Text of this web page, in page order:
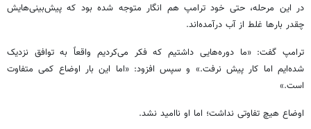
در این مرحله، حتی خود ترامپ هم انگار متوجه شده بود که پیش‌بینی‌هایش
چقدر بارها غلط از آب درآمده‌اند.
ترامپ گفت: «ما دوره‌هایی داشتیم که فکر می‌کردیم واقعاً به توافق نزدیک
شده‌ایم اما کار پیش نرفت.» و سپس افزود: «اما این بار اوضاع کمی متفاوت
است.»
اوضاع هیچ تفاوتی نداشت؛ اما او ناامید نشد.